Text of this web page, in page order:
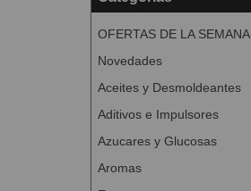
OFERTAS DE LA SEMANA
Novedades
Aceites y Desmoldeantes
Aditivos e Impulsores
Azucares y Glucosas
Aromas